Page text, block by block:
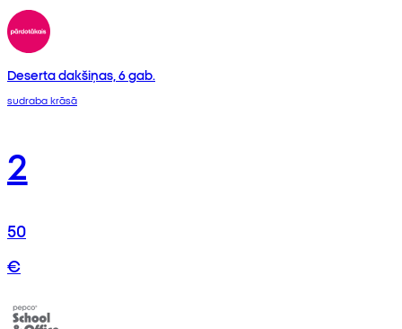
Deserta dakšiņas, 6 gab.
sudraba krāsā
2
50
€